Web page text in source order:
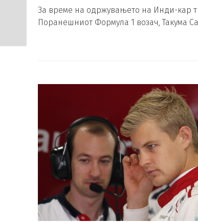
За време на одржувањето на Инди-кар
Поранешниот Формула 1 возач, Такума